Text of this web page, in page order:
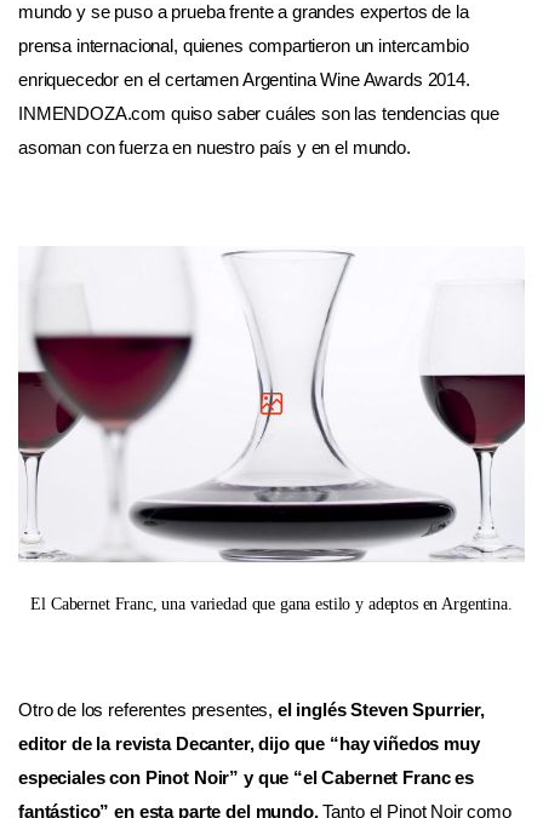
mundo y se puso a prueba frente a grandes expertos de la
prensa internacional, quienes compartieron un intercambio
enriquecedor en el certamen Argentina Wine Awards 2014.
INMENDOZA.com quiso saber cuáles son las tendencias que
asoman con fuerza en nuestro país y en el mundo.
El Cabernet Franc, una variedad que gana estilo y adeptos en Argentina.
Otro de los referentes presentes, el inglés Steven Spurrier,
editor de la revista Decanter, dijo que “hay viñedos muy
especiales con Pinot Noir” y que “el Cabernet Franc es
fantástico” en esta parte del mundo.Tanto el Pinot Noir como